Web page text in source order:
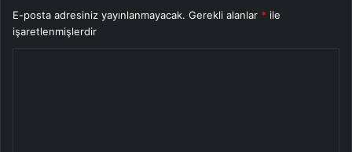
E-posta adresiniz yayınlanmayacak. Gerekli alanlar * ile
işaretlenmişlerdir